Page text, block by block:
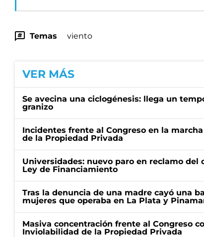
Temas viento
VER MÁS
Se avecina una ciclogénesis: llega un
granizo
Incidentes frente al Congreso en la
de la Propiedad Privada
Universidades: nuevo paro en reclamo
Ley de Financiamiento
Tras la denuncia de una madre cayó una
mujeres que operaba en La Plata y
Masiva concentración frente al Congreso
Inviolabilidad de la Propiedad Privada